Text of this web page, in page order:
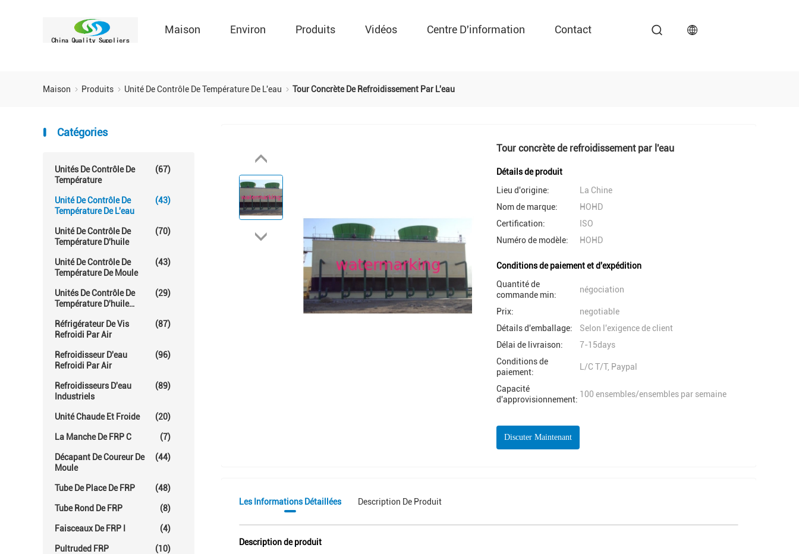
Maison Environ Produits Vidéos Centre D'information Contact
Maison Produits Unité De Contrôle De Température De L'eau Tour Concrète De Refroidissement Par L'eau
Catégories
Unités De Contrôle De
Température
(67)
Unité De Contrôle De
Température De L'eau
(43)
Unité De Contrôle De
Température D'huile
(70)
Unité De Contrôle De
Température De Moule
(43)
Unités De Contrôle De
Température D'huile
(29)
Réfrigérateur De Vis
Refroidi Par Air
(87)
Refroidisseur D'eau
Refroidi Par Air
(96)
Refroidisseurs D'eau
Industriels
(89)
Unité Chaude Et Froide (20)
La Manche De FRP C (7)
Décapant De Coureur De
Moule
(44)
Tube De Place De FRP (48)
Tube Rond De FRP (8)
Faisceaux De FRP I (4)
Pultruded FRP (10)
Tour concrète de refroidissement par l'eau
Détails de produit
Lieu d'origine:
La Chine
Nom de marque:
HOHD
Certification:
ISO
Numéro de modèle:
HOHD
Conditions de paiement et d'expédition
Quantité de
commande min:
négociation
Prix:
negotiable
Détails d'emballage:
Selon l'exigence de client
Délai de livraison:
7-15days
Conditions de
paiement:
L/C T/T, Paypal
Capacité
d'approvisionnement:
100 ensembles/ensembles par semaine
Discuter Maintenant
Les Informations Détaillées Description De Produit
Description de produit